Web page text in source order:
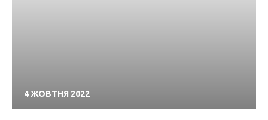
4 ЖОВТНЯ 2022